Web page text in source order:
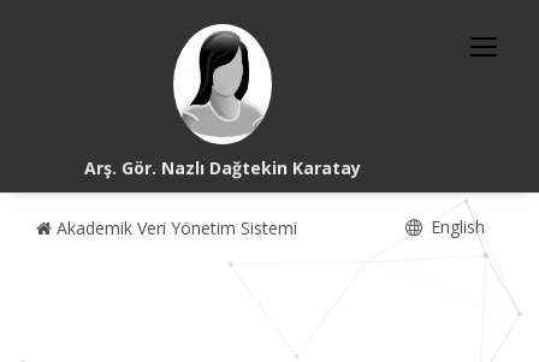
Arş. Gör. Nazlı Dağtekin Karatay
Akademik Veri Yönetim Sistemi English